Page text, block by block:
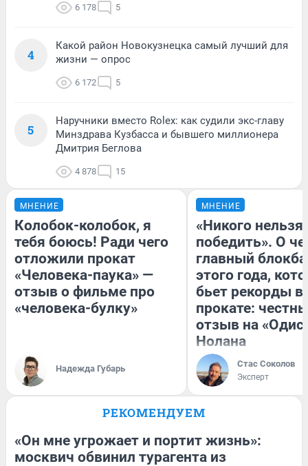
6 178 5
4
Какой район Новокузнецка самый лучший для
жизни — опрос
6 172 5
5
Наручники вместо Rolex: как судили экс-главу
Минздрава Кузбасса и бывшего миллионера
Дмитрия Беглова
4 878 15
МНЕНИЕ
Колобок-колобок, я
тебя боюсь! Ради чего
отложили прокат
«Человека-паука» —
отзыв о фильме про
«человека-булку»
Надежда Губарь
МНЕНИЕ
«Никого нельзя
победить». О
главный
этого года,
бьет рекорды в
прокате:
отзыв на
Нолана
Стас Соколов
Эксперт
РЕКОМЕНДУЕМ
«Он мне угрожает и портит жизнь»:
москвич обвинил турагента из